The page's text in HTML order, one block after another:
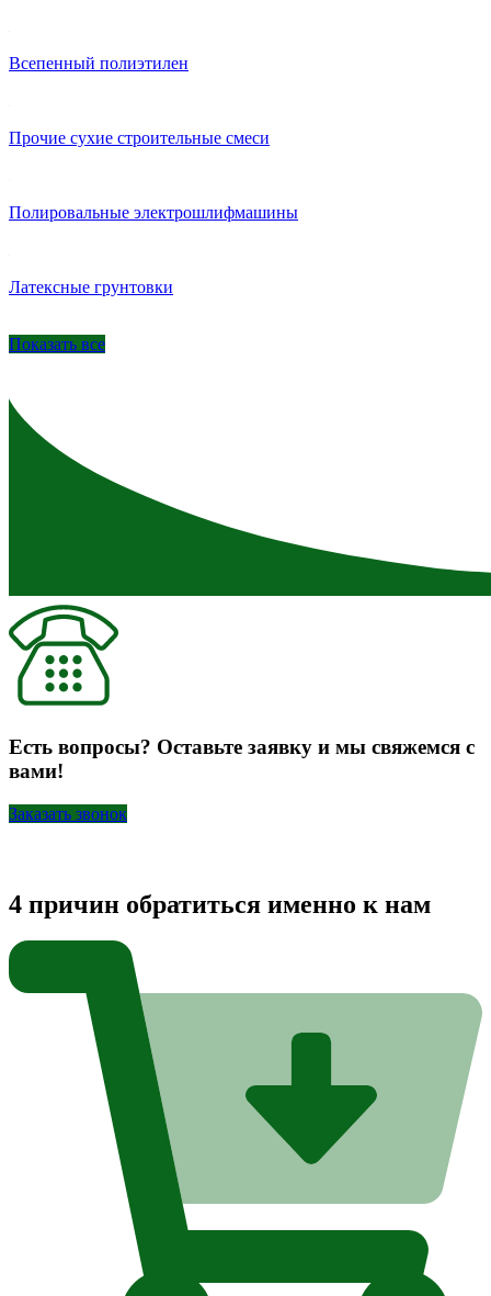
Всепенный полиэтилен
Прочие сухие строительные смеси
Полировальные электрошлифмашины
Латексные грунтовки
Показать все
Есть вопросы? Оставьте заявку и мы свяжемся с
вами!
Заказать звонок
4 причин обратиться именно к нам